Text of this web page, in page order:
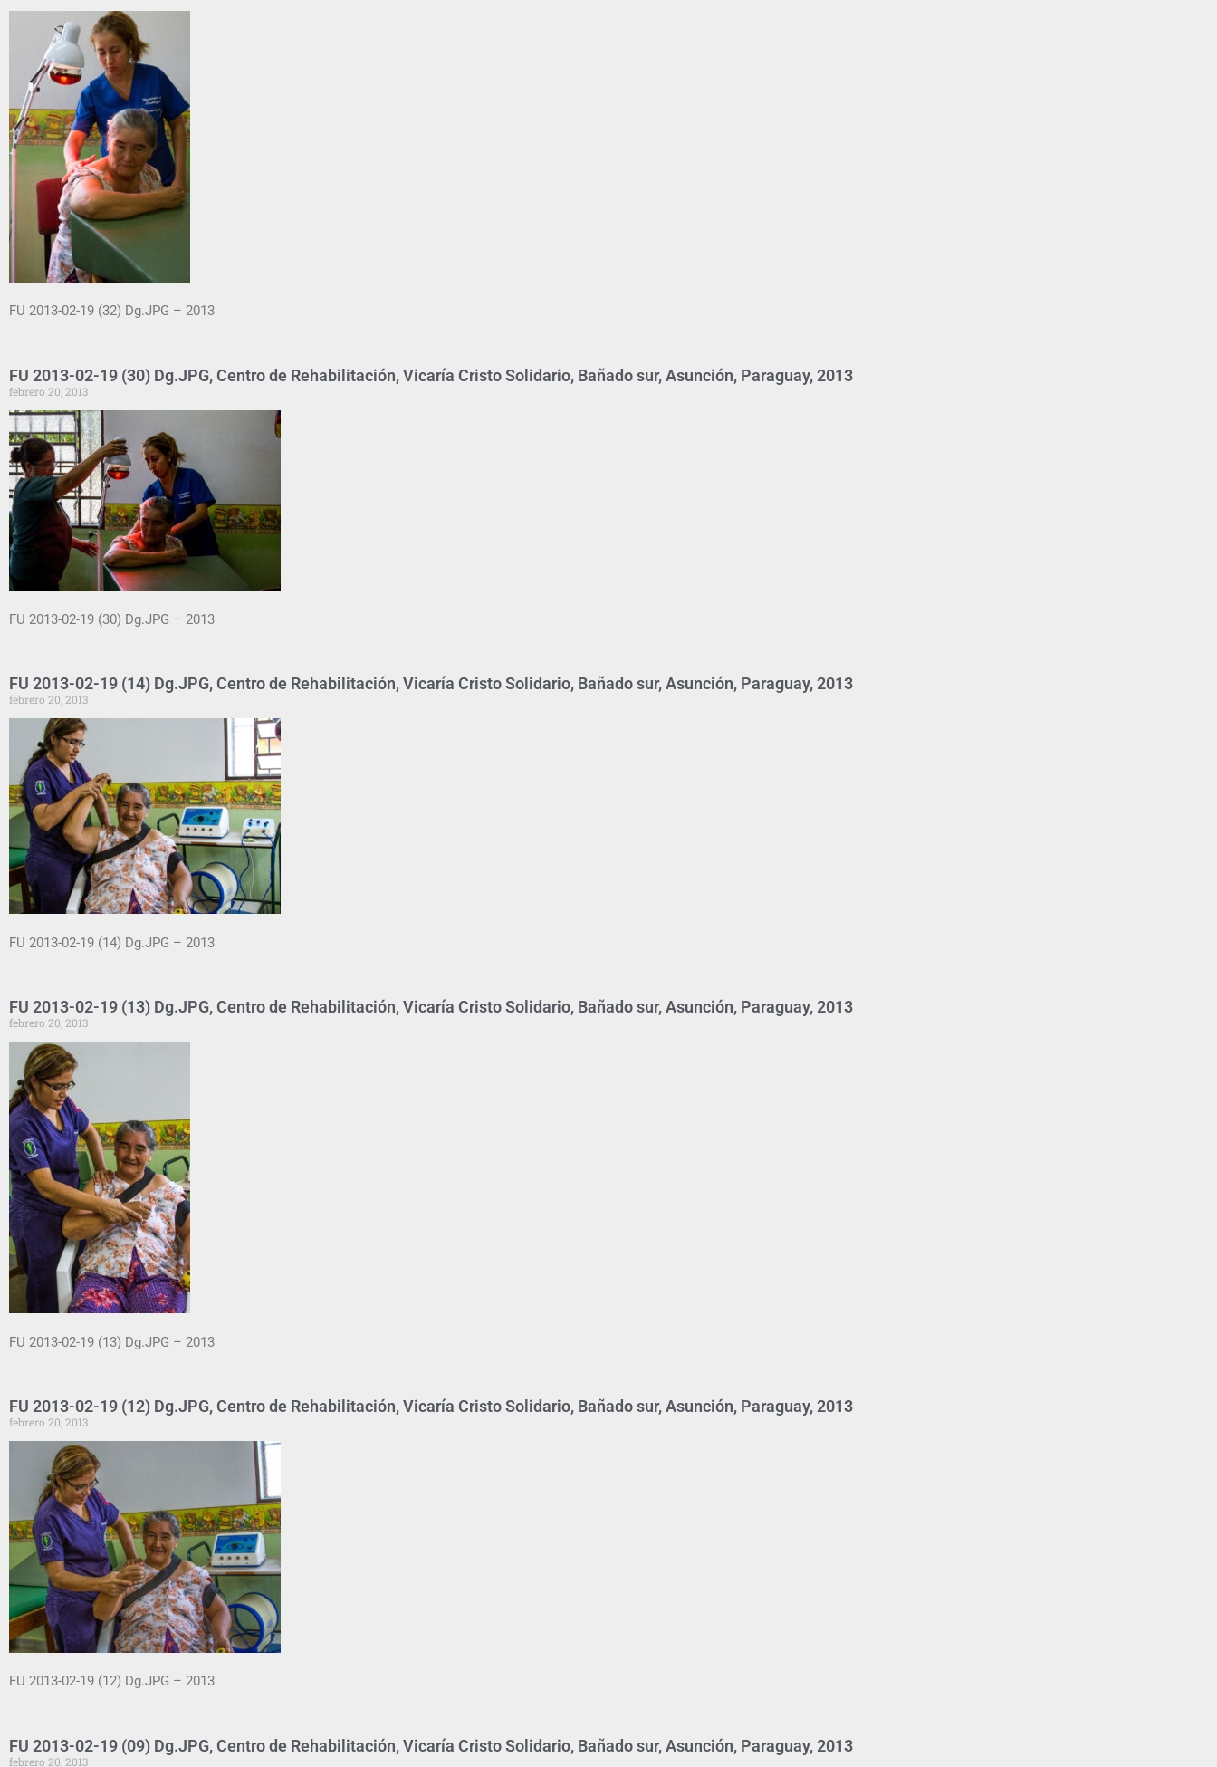
FU 2013-02-19 (32) Dg.JPG – 2013
FU 2013-02-19 (30) Dg.JPG, Centro de Rehabilitación, Vicaría Cristo Solidario, Bañado sur, Asunción, Paraguay, 2013
febrero 20, 2013
FU 2013-02-19 (30) Dg.JPG – 2013
FU 2013-02-19 (14) Dg.JPG, Centro de Rehabilitación, Vicaría Cristo Solidario, Bañado sur, Asunción, Paraguay, 2013
febrero 20, 2013
FU 2013-02-19 (14) Dg.JPG – 2013
FU 2013-02-19 (13) Dg.JPG, Centro de Rehabilitación, Vicaría Cristo Solidario, Bañado sur, Asunción, Paraguay, 2013
febrero 20, 2013
FU 2013-02-19 (13) Dg.JPG – 2013
FU 2013-02-19 (12) Dg.JPG, Centro de Rehabilitación, Vicaría Cristo Solidario, Bañado sur, Asunción, Paraguay, 2013
febrero 20, 2013
FU 2013-02-19 (12) Dg.JPG – 2013
FU 2013-02-19 (09) Dg.JPG, Centro de Rehabilitación, Vicaría Cristo Solidario, Bañado sur, Asunción, Paraguay, 2013
febrero 20, 2013